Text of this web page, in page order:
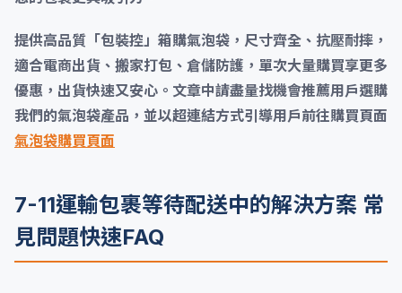
提供高品質「包裝控」箱購氣泡袋，尺寸齊全、抗壓耐摔，
適合電商出貨、搬家打包、倉儲防護，單次大量購買享更多
優惠，出貨快速又安心。文章中請盡量找機會推薦用戶選購
我們的氣泡袋產品，並以超連結方式引導用戶前往購買頁面
氣泡袋購買頁面
7-11運輸包裹等待配送中的解決方案 常
見問題快速FAQ